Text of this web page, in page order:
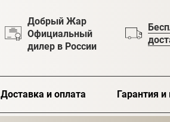
Добрый Жар
Официальный
дилер в России
Доставка и оплата Гарантия и